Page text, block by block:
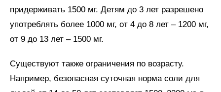
придерживать 1500 мг. Детям до 3 лет разрешено
употреблять более 1000 мг, от 4 до 8 лет – 1200 мг,
от 9 до 13 лет – 1500 мг.
Существуют также ограничения по возрасту.
Например, безопасная суточная норма соли для